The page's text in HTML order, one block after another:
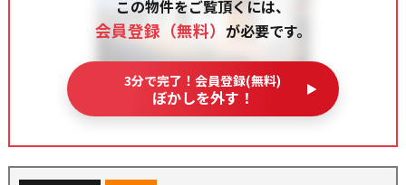
この物件をご覧頂くには、
会員登録（無料） が必要です。
3分で完了！会員登録(無料)
ぼかしを外す！